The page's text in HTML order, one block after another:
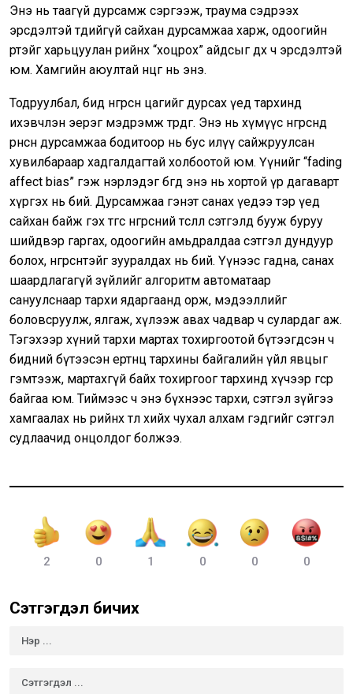
Энэ нь таагүй дурсамж сэргээж, траума сэдрээх
эрсдэлтэй төдийгүй сайхан дурсамжаа харж, одоогийн
өөртэйгөө харьцуулан өөрийнхөө “хоцрох” айдсыг өдөөх ч эрсдэлтэй
юм. Хамгийн аюултай өнцөг нь энэ.
Тодруулбал, бид өнгөрсөн цагийг дурсах үед тархинд
ихэвчлэн эерэг мэдрэмж төрдөг. Энэ нь хүмүүс өнгөрсөнд
өрнөсөн дурсамжаа бодитоор нь бус илүү сайжруулсан
хувилбараар хадгалдагтай холбоотой юм. Үүнийг “fading
affect bias” гэж нэрлэдэг бөгөөд энэ нь хортой үр дагаварт
хүргэх нь бий. Дурсамжаа гэнэт санах үедээ тэр үед
сайхан байж гэх төгс өнгөрсний төсөөлөл сэтгэлд бууж буруу
шийдвэр гаргах, одоогийн амьдралдаа сэтгэл дундуур
болох, өнгөрсөнтэйгөө зууралдах нь бий. Үүнээс гадна, санах
шаардлагагүй зүйлийг алгоритм автоматаар
сануулснаар тархи ядаргаанд орж, мэдээллийг
боловсруулж, ялгаж, хүлээж авах чадвар ч сулардаг аж.
Тэгэхээр хүний тархи мартах тохиргоотой бүтээгдсэн ч
бидний бүтээсэн ертөнц тархины байгалийн үйл явцыг
гэмтээж, мартахгүй байх тохиргоог тархинд хүчээр өгсөөр
байгаа юм. Тиймээс ч энэ бүхнээс тархи, сэтгэл зүйгээ
хамгаалах нь өөрийнхөө төлөө хийх чухал алхам гэдгийг сэтгэл
судлаачид онцолдог болжээ.
2 0 1 0 0 0
Сэтгэгдэл бичих